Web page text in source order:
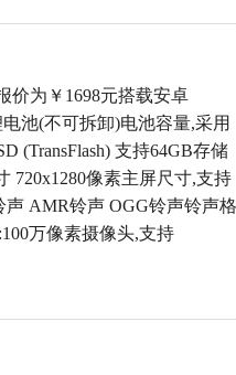
价为￥1698元搭载安卓
池(不可拆卸)电池容量,采用
(TransFlash) 支持64GB存储
720x1280像素主屏尺寸,支持
AMR铃声 OGG铃声铃声格
万像素摄像头,支持